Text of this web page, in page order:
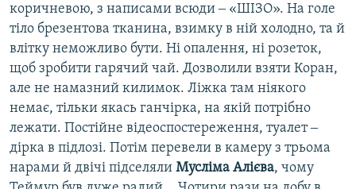
коричневою, з написами всюди ‒ «ШІЗО». На голе
тіло брезентова тканина, взимку в ній холодно, та й
влітку неможливо бути. Ні опалення, ні розеток,
щоб зробити гарячий чай. Дозволили взяти Коран,
але не намазний килимок. Ліжка там ніякого
немає, тільки якась ганчірка, на якій потрібно
лежати. Постійне відеоспостереження, туалет ‒
дірка в підлозі. Потім перевели в камеру з трьома
нарами й двічі підселяли Мусліма Алієва, чому